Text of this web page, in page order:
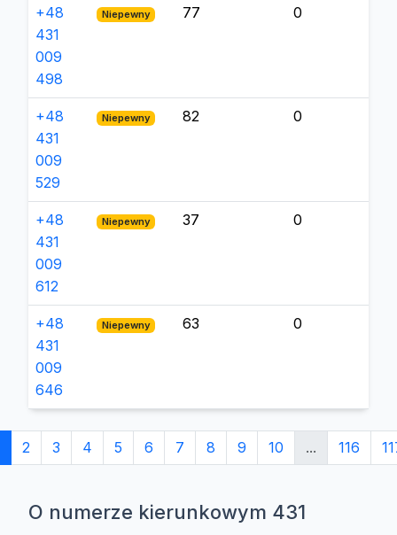
+48
431
009
498
Niepewny 77 0
+48
431
009
529
Niepewny 82 0
+48
431
009
612
Niepewny 37 0
+48
431
009
646
Niepewny 63 0
2 3 4 5 6 7 8 9 10 ... 116
O numerze kierunkowym 431